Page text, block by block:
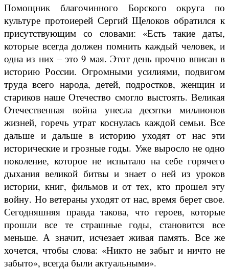
Помощник благочинного Борского округа по
культуре протоиерей Сергий Щелоков обратился к
присутствующим со словами: «Есть такие даты,
которые всегда должен помнить каждый человек, и
одна из них – это 9 мая. Этот день прочно вписан в
историю России. Огромными усилиями, подвигом
труда всего народа, детей, подростков, женщин и
стариков наше Отечество смогло выстоять. Великая
Отечественная война унесла десятки миллионов
жизней, горечь утрат коснулась каждой семьи. Все
дальше и дальше в историю уходят от нас эти
исторические и грозные годы. Уже выросло не одно
поколение, которое не испытало на себе горячего
дыхания великой битвы и знает о ней из уроков
истории, книг, фильмов и от тех, кто прошел эту
войну. Но ветераны уходят от нас, время берет свое.
Сегодняшняя правда такова, что героев, которые
прошли все те страшные годы, становится все
меньше. А значит, исчезает живая память. Все же
хочется, чтобы слова: «Никто не забыт и ничто не
забыто», всегда были актуальными».